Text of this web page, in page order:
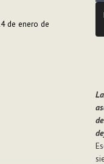
de enero de